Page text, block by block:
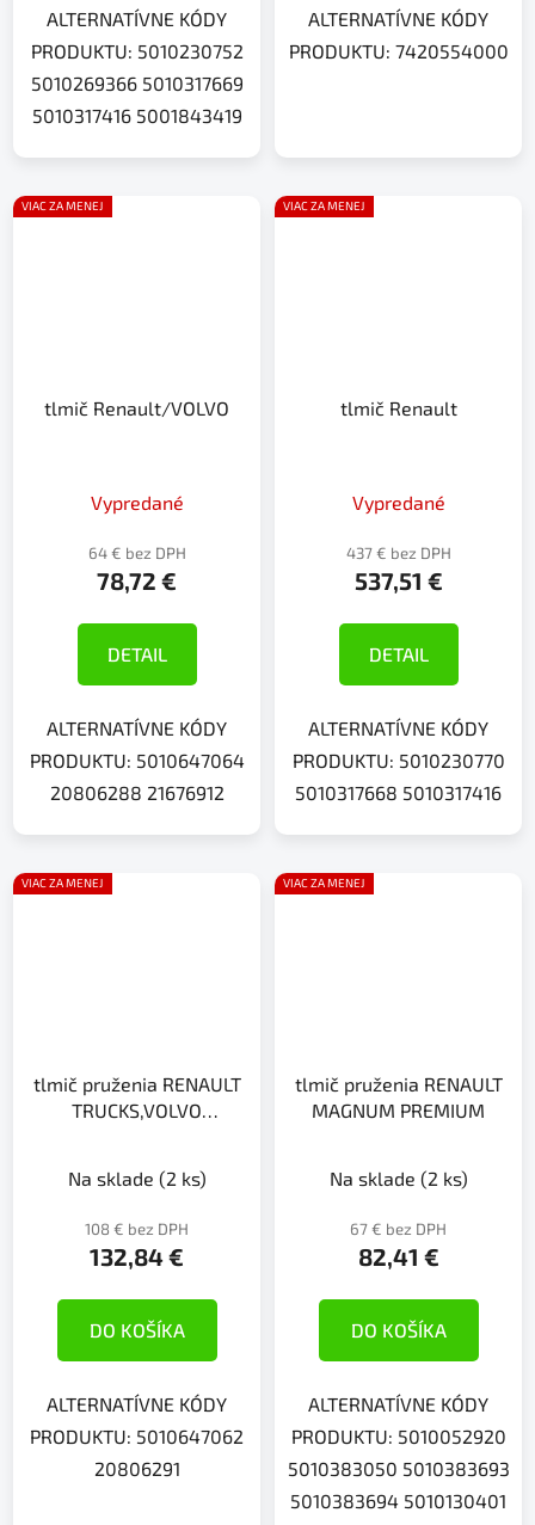
ALTERNATÍVNE KÓDY
PRODUKTU: 5010230752
5010269366 5010317669
5010317416 5001843419
ALTERNATÍVNE KÓDY
PRODUKTU: 7420554000
VIAC ZA MENEJ
tlmič Renault/VOLVO
Vypredané
64 € bez DPH
78,72 €
DETAIL
ALTERNATÍVNE KÓDY
PRODUKTU: 5010647064
20806288 21676912
VIAC ZA MENEJ
tlmič Renault
Vypredané
437 € bez DPH
537,51 €
DETAIL
ALTERNATÍVNE KÓDY
PRODUKTU: 5010230770
5010317668 5010317416
VIAC ZA MENEJ
tlmič pruženia RENAULT
TRUCKS,VOLVO
Na sklade (2 ks)
108 € bez DPH
132,84 €
DO KOŠÍKA
ALTERNATÍVNE KÓDY
PRODUKTU: 5010647062
20806291
VIAC ZA MENEJ
tlmič pruženia RENAULT
MAGNUM PREMIUM
Na sklade (2 ks)
67 € bez DPH
82,41 €
DO KOŠÍKA
ALTERNATÍVNE KÓDY
PRODUKTU: 5010052920
5010383050 5010383693
5010383694 5010130401